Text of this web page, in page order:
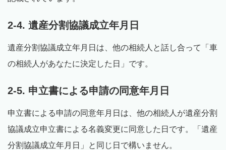
2-4. 遺産分割協議成立年月日
遺産分割協議成立年月日は、他の相続人と話し合って「車
の相続人があなたに決定した日」です。
2-5. 申立書による申請の同意年月日
申立書による申請の同意年月日は、他の相続人が遺産分割
協議成立申立書による名義変更に同意した日です。「遺産
分割協議成立年月日」と同じ日で構いません。